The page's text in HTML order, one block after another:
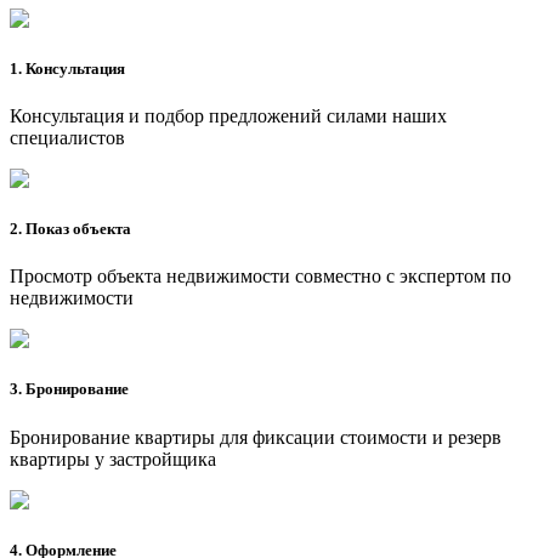
1. Консультация
Консультация и подбор предложений силами наших
специалистов
2. Показ объекта
Просмотр объекта недвижимости совместно с экспертом по
недвижимости
3. Бронирование
Бронирование квартиры для фиксации стоимости и резерв
квартиры у застройщика
4. Оформление